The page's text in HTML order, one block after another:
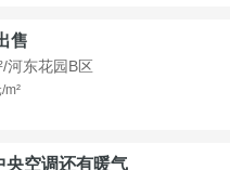
售
河东花园B区
m²
央空调还有暖气